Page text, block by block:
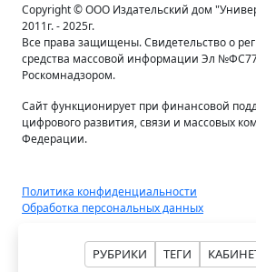
РУБРИКИ ТЕГИ
Copyright © ООО Издательский дом
2011г. - 2025г.
Все права защищены. Свидетельство о
средства массовой информации Эл
Роскомнадзором.
Сайт функционирует при финансовой
цифрового развития, связи и массовых
Федерации.
Политика конфиденциальности
Обработка персональных данных